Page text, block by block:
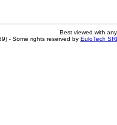
Best viewed with
- Some rights reserved by EuloTech SRL